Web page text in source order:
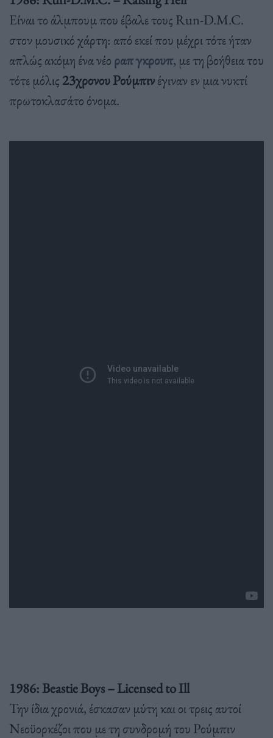
Είναι το άλμπουμ που έβαλε τους Run-D.M.C.
στον μουσικό χάρτη: από εκεί που μέχρι τότε ήταν
απλώς ακόμη ένα νέο ραπ γκρουπ, με τη βοήθεια του
τότε μόλις 23χρονου Ρούμπινέγιναν εν μια νυκτί
πρωτοκλασάτο όνομα.
1986: Beastie Boys – Licensed to Ill
Την ίδια χρονιά, έσκασαν μύτη και οι τρεις αυτοί
Νεοϋορκέζοι που με τη συνδρομή του Ρούμπιν